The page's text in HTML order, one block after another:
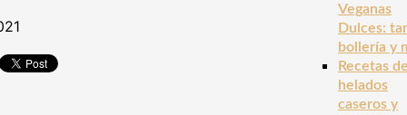
Veganas
Dulces:
bollería y
Recetas
helados
caseros y